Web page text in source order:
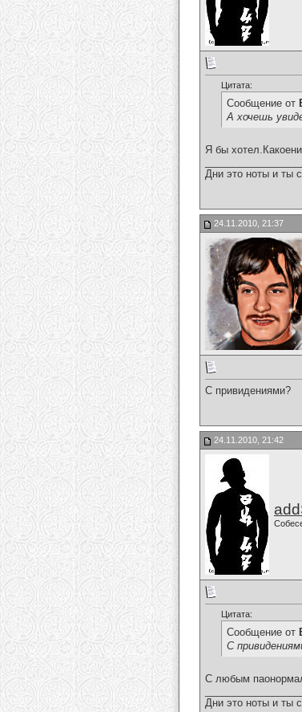
Цитата:
Сообщение от
А хочешь
Я бы
Дни это ноты и ты
24.11.2010, 21:37
С привидениями?
24.11.2010, 21:42
Цитата:
Сообщение от
С
С любым
Дни это ноты и ты